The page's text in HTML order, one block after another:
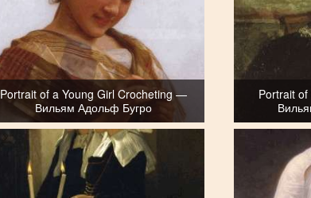
Portrait of a Young Girl Crocheting —
Вильям Адольф Бугро
Portrait